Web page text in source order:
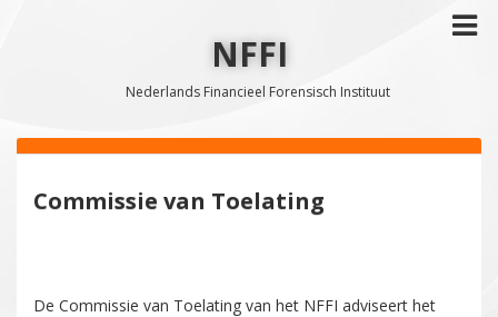
NFFI
Nederlands Financieel Forensisch Instituut
Commissie van Toelating
De Commissie van Toelating van het NFFI adviseert het